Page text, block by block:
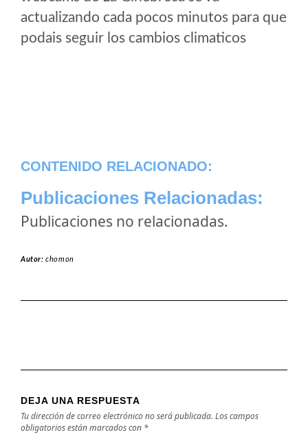
actualizando cada pocos minutos para que
podais seguir los cambios climaticos
CONTENIDO RELACIONADO:
Publicaciones Relacionadas:
Publicaciones no relacionadas.
Autor:chomon
DEJA UNA RESPUESTA
Tu dirección de correo electrónico no será publicada. Los campos
obligatorios están marcados con *